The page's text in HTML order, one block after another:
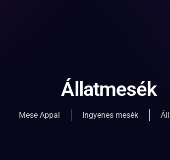
Állatmesék
Mese Appal Ingyenes mesék